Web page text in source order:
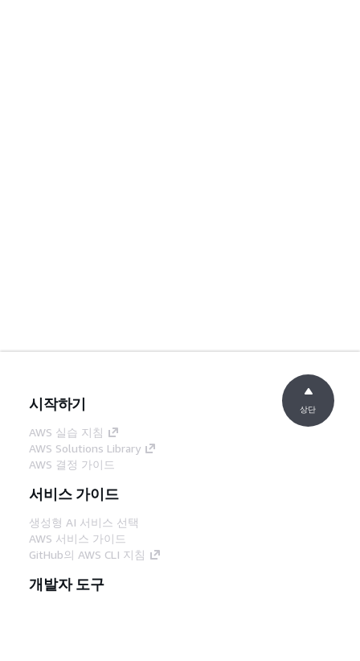
시작하기
AWS 실습 지침
AWS Solutions Library
AWS 결정 가이드
서비스 가이드
생성형 AI 서비스 선택
AWS 서비스 가이드
GitHub의 AWS CLI 지침
개발자 도구
상단